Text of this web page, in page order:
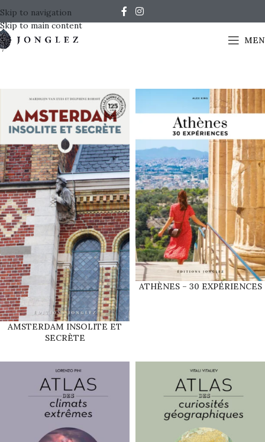
Skip to navigation
Skip to main content
AMSTERDAM INSOLITE ET
SECRÈTE
ATHÈNES – 30 EXPÉRIENCES